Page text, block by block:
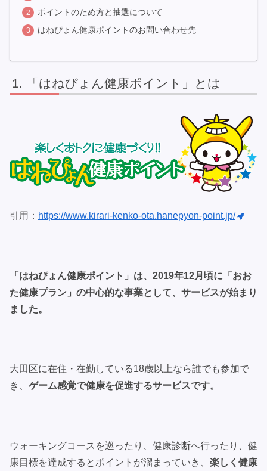
ポイントのため方と抽選について
はねぴょん健康ポイントのお問い合わせ先
「はねぴょん健康ポイント」とは
引用： https://www.kirari-kenko-ota.hanepyon-point.jp/
「はねぴょん健康ポイント」は、2019年12月頃に「おお
た健康プラン」の中心的な事業として、サービスが始まり
ました。
大田区に在住・在勤している18歳以上なら誰でも参加で
き、 ゲーム感覚で健康を促進するサービスです。
ウォーキングコースを巡ったり、健康診断へ行ったり、健
康目標を達成するとポイントが溜まっていき、 楽しく健康